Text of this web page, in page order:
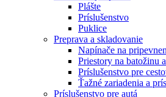
Plášte
Príslušenstvo
Puklice
Preprava a skladovanie
Napínače na
Priestory na batožinu
Príslušenstvo pre
Ťažné zariadenia a
Príslušenstvo pre autá